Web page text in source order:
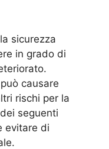
sicurezza
in grado di
causare
rischi per la
seguenti
evitare di